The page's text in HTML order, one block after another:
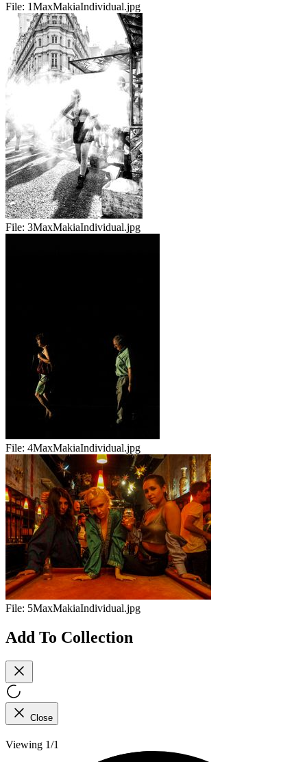
File: 1MaxMakiaIndividual.jpg
File: 3MaxMakiaIndividual.jpg
File: 4MaxMakiaIndividual.jpg
File: 5MaxMakiaIndividual.jpg
Add To Collection
Close
Viewing 1/1